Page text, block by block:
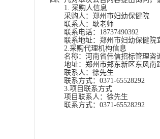
1. 采购人信息
采购人：郑州市妇幼保健院
联系人：耿老师
联系电话： 18737490392
联系地址：郑州市妇幼保健院
2.采购代理机构信息
名称：河南省伟信招标管理咨
地址：郑州市郑东新区东风南
联系人：徐先生
联系方式： 0371-65528292
3.项目联系方式
项目联系人：徐先生
联系方式： 0371-65528292